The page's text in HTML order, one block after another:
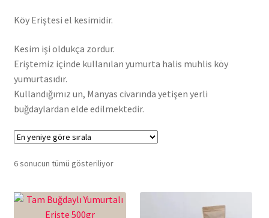
Köy Eriştesi el kesimidir.
Kesim işi oldukça zordur.
Eriştemiz içinde kullanılan yumurta halis muhlis köy
yumurtasıdır.
Kullandığımız un, Manyas civarında yetişen yerli
buğdaylardan elde edilmektedir.
6 sonucun tümü gösteriliyorEn
sıralandı